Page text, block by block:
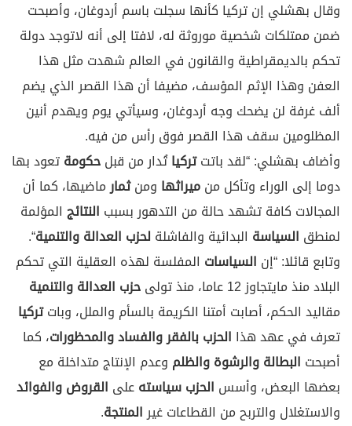
وقال بهشلي إن تركيا كأنها سجلت باسم أردوغان، وأصبحت
ضمن ممتلكات شخصية موروثة له، لافتا إلى أنه لاتوجد دولة
تحكم بالديمقراطية والقانون في العالم شهدت مثل هذا
العفن وهذا الإثم المؤسف، مضيفا أن هذا القصر الذي يضم
ألف غرفة لن يضحك وجه أردوغان، وسيأتي يوم ويهدم أنين
المظلومين سقف هذا القصر فوق رأس من فيه.
وأضاف بهشلي: “لقد باتتتركياتُدار من قبلحكومةتعود بها
دوما إلى الوراء وتأكل منميراثها ومنثمارماضيها، كما أن
المجالات كافة تشهد حالة من التدهور بسبب النتائج المؤلمة
لمنطق السياسة البدائية والفاشلة لحزب العدالة والتنمية“.
وتابع قائلا: “إن السياسات المفلسة لهذه العقلية التي تحكم
البلاد منذ مايتجاوز 12 عاما، منذ تولى
حزب العدالة والتنمية
مقاليد الحكم، أصابت أمتنا الكريمة بالسأم والملل، وباتتركيا
تعرف في عهد هذا الحزببالفقروالفسادوالمحظورات، كما
أصبحت البطالةوالرشوةوالظلم وعدم الإنتاج متداخلة مع
بعضها البعض، وأسس الحزبسياستهعلى القروضوالفوائد
والاستغلال والتربح من القطاعات غيرالمنتجة.